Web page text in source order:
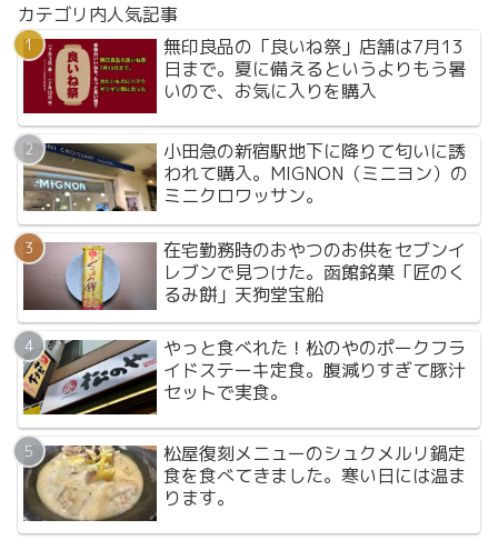
カテゴリ内人気記事
無印良品の「良いね祭」店舗は7月13
日まで。夏に備えるというよりもう暑
いので、お気に入りを購入
小田急の新宿駅地下に降りて匂いに誘
われて購入。MIGNON（ミニヨン）の
ミニクロワッサン。
在宅勤務時のおやつのお供をセブンイ
レブンで見つけた。函館銘菓「匠のく
るみ餅」天狗堂宝船
やっと食べれた！松のやのポークフラ
イドステーキ定食。腹減りすぎて豚汁
セットで実食。
松屋復刻メニューのシュクメルリ鍋定
食を食べてきました。寒い日には温ま
ります。